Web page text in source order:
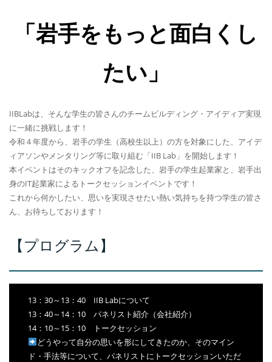
「岩手をもっと面白くし
たい」
IIBLabは、そんな学生の皆さんのチームビルディング・アイディア実現
に一緒に挑戦します！
令和４年度から、岩手の学生（高校生以上）の方を対象にした、アイデ
ィアソンやメンタリング等に取り組む「IIB Lab」を開始します！
本イベントはそのキックオフを記念した、岩手の学生起業家と、岩手出
身のIT起業家によるトークセッションイベントです！
これから何かしたい、思いを実現させたい熱い気持ちを持つ学生の皆さ
ん、お待ちしております！
【プログラム】
13：30～13：40 IIB Labについて
13：40～14：10 パネリスト紹介（会社紹介）
14：10～15：10 トークセッション
どうやって自分の思いを形にしてきたのか、そのマイン
ド・手法等について、パネリストにトークセッションいただ